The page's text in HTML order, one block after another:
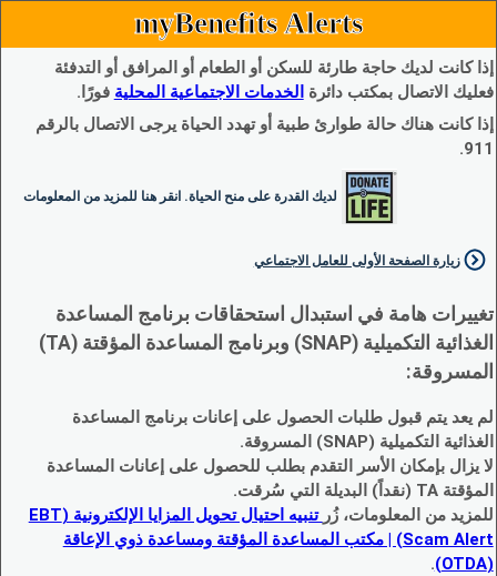
myBenefits Alerts
إذا كانت لديك حاجة طارئة للسكن أو الطعام أو المرافق أو التدفئة
فعليك الاتصال بمكتب دائرة الخدمات الاجتماعية المحلية فورًا.
إذا كانت هناك حالة طوارئ طبية أو تهدد الحياة يرجى الاتصال بالرقم
911.
لديك القدرة على منح الحياة. انقر هنا للمزيد من المعلومات
زيارة الصفحة الأولى للعامل الاجتماعي
تغييرات هامة في استبدال استحقاقات برنامج المساعدة
الغذائية التكميلية (SNAP) وبرنامج المساعدة المؤقتة (TA)
المسروقة:
لم يعد يتم قبول طلبات الحصول على إعانات برنامج المساعدة
الغذائية التكميلية (SNAP) المسروقة.
لا يزال بإمكان الأسر التقدم بطلب للحصول على إعانات المساعدة
المؤقتة TA (نقداً) البديلة التي سُرقت.
للمزيد من المعلومات، زُر
تنبيه احتيال تحويل المزايا الإلكترونية (EBT
Scam Alert) | مكتب المساعدة المؤقتة ومساعدة ذوي الإعاقة
(OTDA)
.